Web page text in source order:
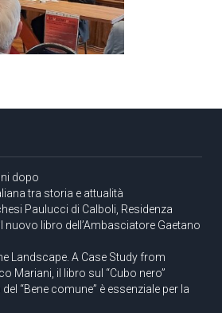
dopo
tra storia e attualità
Paulucci di Calboli, Residenza
il nuovo libro dell’Ambasciatore Gaetano
Landscape. A Case Study from
Mariani, il libro sul “Cubo nero”
“Bene comune” è essenziale per la